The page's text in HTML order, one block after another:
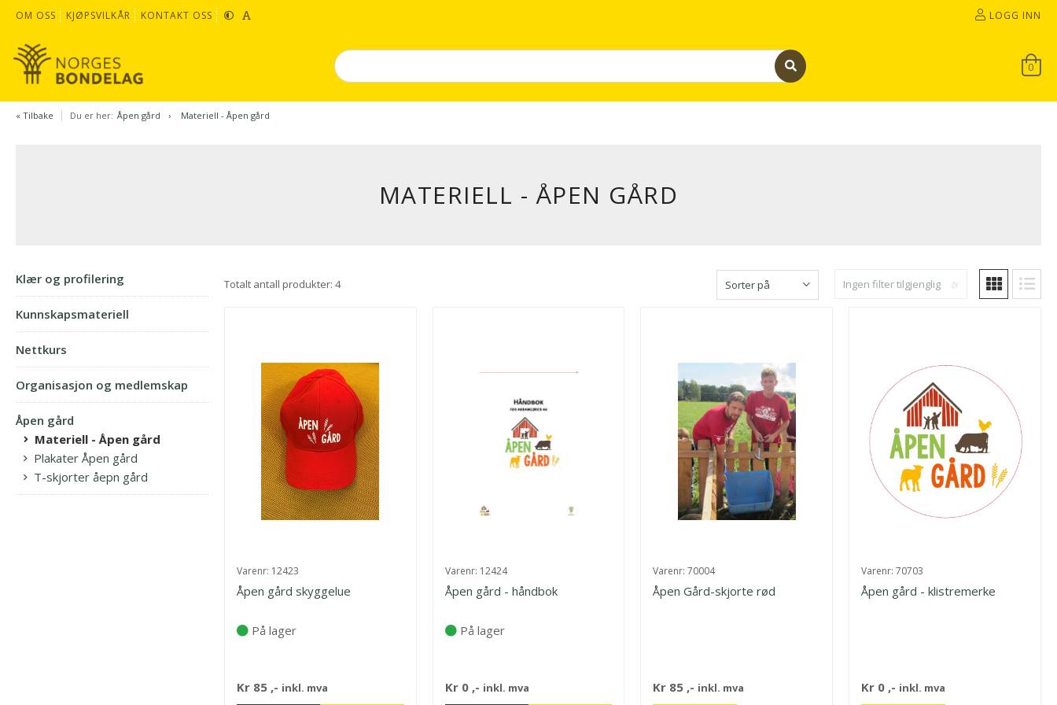
OM OSS KJØPSVILKÅR KONTAKT OSS LOGG INN
0
« Tilbake Du er her: Åpen gård Materiell - Åpen gård
MATERIELL - ÅPEN GÅRD
Klær og profilering
Kunnskapsmateriell
Nettkurs
Organisasjon og medlemskap
Åpen gård
Materiell - Åpen gård
Plakater Åpen gård
T-skjorter åepn gård
Totalt antall produkter: 4 Ingen filter tilgjenglig
Sorter på
Varenr: 12423
Åpen gård skyggelue
På lager
Kr 85 ,- inkl. mva
Varenr: 12424
Åpen gård - håndbok
På lager
Kr 0 ,- inkl. mva
Varenr: 70004
Åpen Gård-skjorte rød
Kr 85 ,- inkl. mva
Varenr: 70703
Åpen gård - klistremerke
Kr 0 ,- inkl. mva